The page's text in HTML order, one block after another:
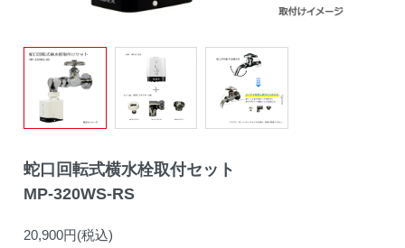
蛇口回転式横水栓取付セット
MP-320WS-RS
20,900円(税込)